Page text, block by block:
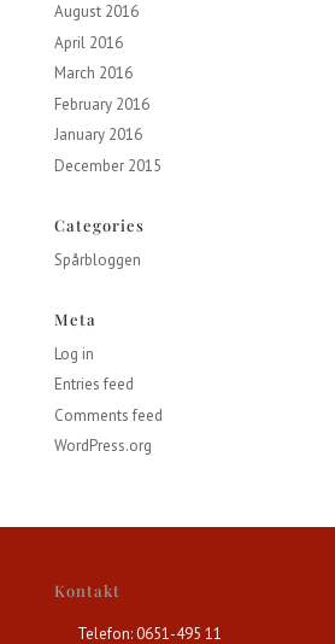
August 2016
April 2016
March 2016
February 2016
January 2016
December 2015
Categories
Spårbloggen
Meta
Log in
Entries feed
Comments feed
WordPress.org
Kontakt
Telefon: 0651-495 11